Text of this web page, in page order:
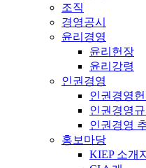
조직
경영공시
윤리경영
윤리헌장
윤리강령
인권경영
인권경영
인권경영
인권경영
홍보마당
KIEP 소개